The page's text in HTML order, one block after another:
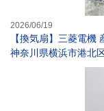
2026/06/19
【換気扇】三菱電機
神奈川県横浜市港北